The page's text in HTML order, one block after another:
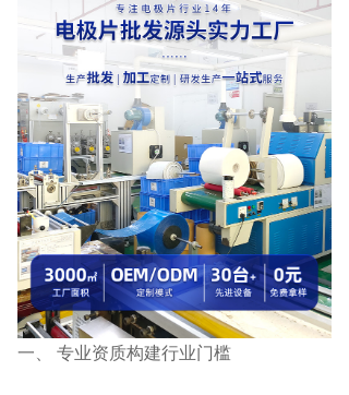
一、 专业资质构建行业门槛